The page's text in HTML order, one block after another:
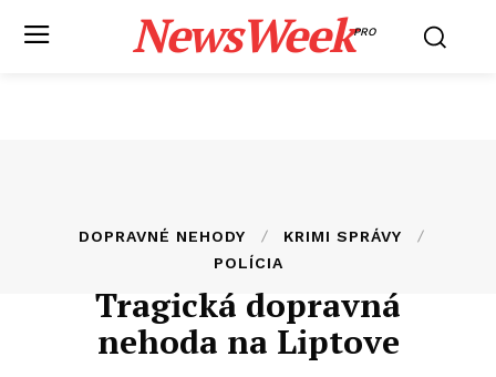
NewsWeekPRO
DOPRAVNÉ NEHODY
KRIMI SPRÁVY
POLÍCIA
Tragická dopravná
nehoda na Liptove